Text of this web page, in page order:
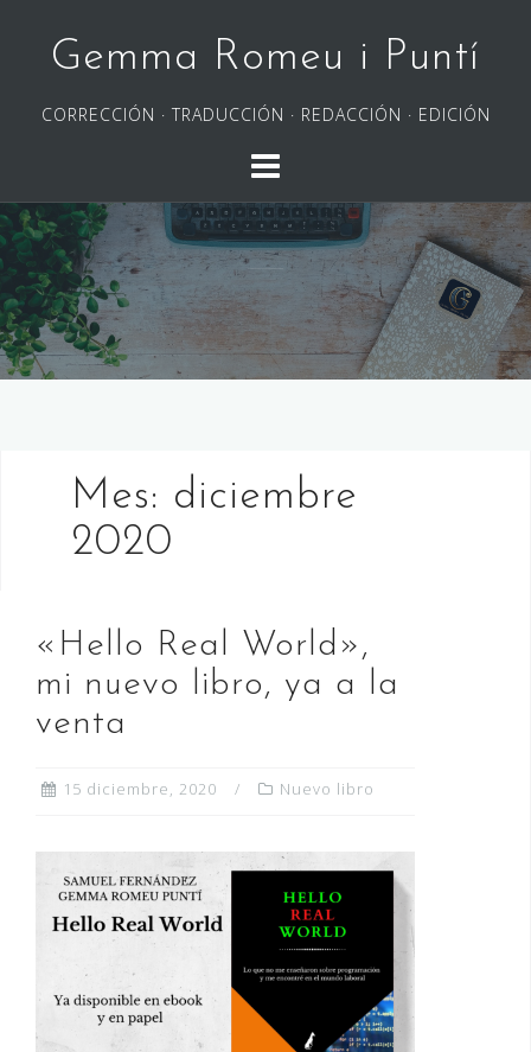
contenidoGemma Romeu i Puntí
CORRECCIÓN · TRADUCCIÓN · REDACCIÓN · EDICIÓN
Mes: diciembre
2020
«Hello Real World»,
mi nuevo libro, ya a la
venta
15 diciembre, 2020 Nuevo libro